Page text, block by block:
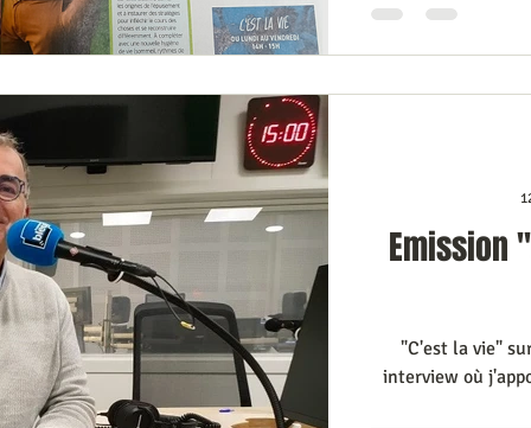
Emission
"C'est la vie"
interview où